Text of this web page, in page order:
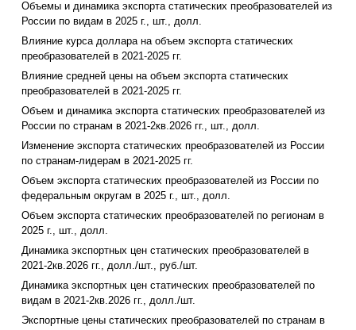
Объемы и динамика экспорта статических преобразователей из
России по видам в 2025 г., шт., долл.
Влияние курса доллара на объем экспорта статических
преобразователей в 2021-2025 гг.
Влияние средней цены на объем экспорта статических
преобразователей в 2021-2025 гг.
Объем и динамика экспорта статических преобразователей из
России по странам в 2021-2кв.2026 гг., шт., долл.
Изменение экспорта статических преобразователей из России
по странам-лидерам в 2021-2025 гг.
Объем экспорта статических преобразователей из России по
федеральным округам в 2025 г., шт., долл.
Объем экспорта статических преобразователей по регионам в
2025 г., шт., долл.
Динамика экспортных цен статических преобразователей в
2021-2кв.2026 гг., долл./шт., руб./шт.
Динамика экспортных цен статических преобразователей по
видам в 2021-2кв.2026 гг., долл./шт.
Экспортные цены статических преобразователей по странам в